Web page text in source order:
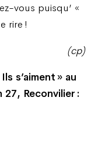
vous puisqu’ «
rire !
(cp)
s’aiment » au
Reconvilier :